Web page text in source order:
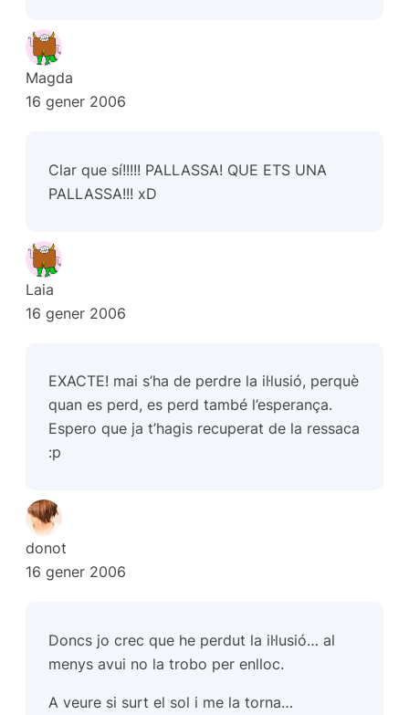
Magda
16 gener 2006
Clar que sí!!!!! PALLASSA! QUE ETS UNA
PALLASSA!!! xD
Laia
16 gener 2006
EXACTE! mai s’ha de perdre la il·lusió, perquè
quan es perd, es perd també l’esperança.
Espero que ja t’hagis recuperat de la ressaca
:p
donot
16 gener 2006
Doncs jo crec que he perdut la il·lusió… al
menys avui no la trobo per enlloc.
A veure si surt el sol i me la torna…